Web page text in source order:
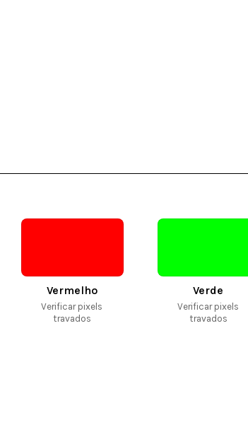
Vermelho
Verificar pixels
travados
Verde
Verificar pixels
travados